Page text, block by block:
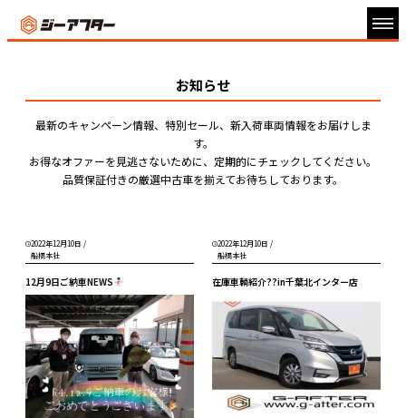
お知らせ
最新のキャンペーン情報、特別セール、新入荷車両情報をお届けしま
す。
お得なオファーを見逃さないために、定期的にチェックしてください。
品質保証付きの厳選中古車を揃えてお待ちしております。
12月9日ご納車NEWS
2022年12月10日 /
船橋本社
在庫車輌紹介??in千葉北インター店
2022年12月10日 /
船橋本社